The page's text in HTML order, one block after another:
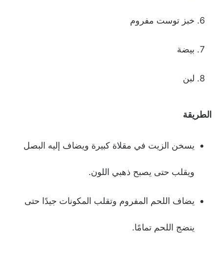
خبز توست مفروم
بيضة
لبن
الطريقة
يسخن الزيت في مقلاة كبيرة ويضاف إليه البصل
ويقلب حتى يصبح ذهبي اللون.
يضاف اللحم المفروم وتقلب المكونات جيدًا حتى
ينضج اللحم تمامًا.